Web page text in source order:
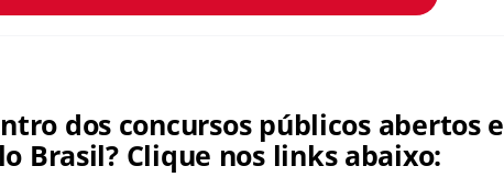
dos concursos públicos abertos e
Brasil? Clique nos links abaixo: